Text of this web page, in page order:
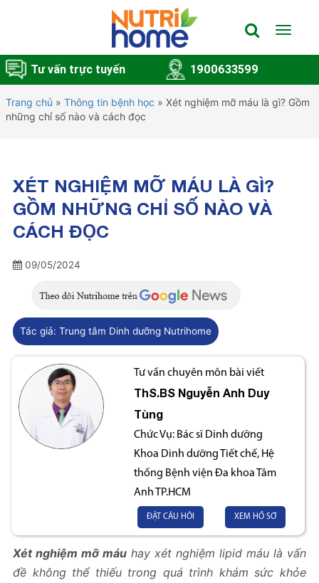
Toggle
Tư vấn trực tuyến 1900633599
Trang chủ » Thông tin bệnh học » Xét nghiệm mỡ máu là gì? Gồm
những chỉ số nào và cách đọc
XÉT NGHIỆM MỠ MÁU LÀ GÌ?
GỒM NHỮNG CHỈ SỐ NÀO VÀ
CÁCH ĐỌC
09/05/2024
Tác giả: Trung tâm Dinh dưỡng Nutrihome
Tư vấn chuyên môn bài viết
ThS.BS Nguyễn Anh Duy
Tùng
Chức Vụ: Bác sĩ Dinh dưỡng
Khoa Dinh dưỡng Tiết chế, Hệ
thống Bệnh viện Đa khoa Tâm
Anh TP.HCM
ĐẶT CÂU HỎI XEM HỒ SƠ
Xét nghiệm mỡ máu hay xét nghiệm lipid máu là vấn
đề không thể thiếu trong quá trình khám sức khỏe